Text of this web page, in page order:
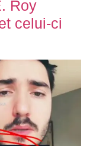
Roy
celui-ci